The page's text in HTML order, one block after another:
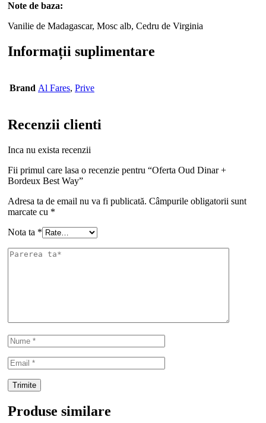
Note de baza:
Vanilie de Madagascar, Mosc alb, Cedru de Virginia
Informații suplimentare
Brand Al Fares, Prive
Recenzii clienti
Inca nu exista recenzii
Fii primul care lasa o recenzie pentru “Oferta Oud Dinar +
Bordeux Best Way”
Adresa ta de email nu va fi publicată. Câmpurile obligatorii sunt
marcate cu *
Nota ta *
Produse similare